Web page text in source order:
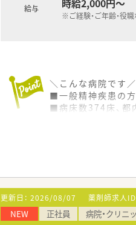
給与 時給2,000円～
※ご経験・ご年齢・役
＼こんな病院です／
■一般精神疾患の
■病床数374床、都
■院内は明るく、
■採用は施設ごと
■飲食店が点在し
＼就業環境／
■診療科目は精神科
■午前中は外来対応
■17時定時で残業
更新日： 2026/08/07 薬剤師求人ID
NEW 正社員 病院・クリニ